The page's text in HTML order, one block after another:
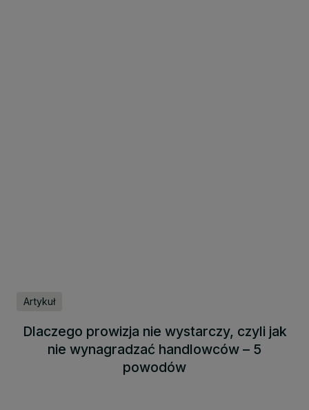
Artykuł
Dlaczego prowizja nie wystarczy, czyli jak
nie wynagradzać handlowców – 5
powodów